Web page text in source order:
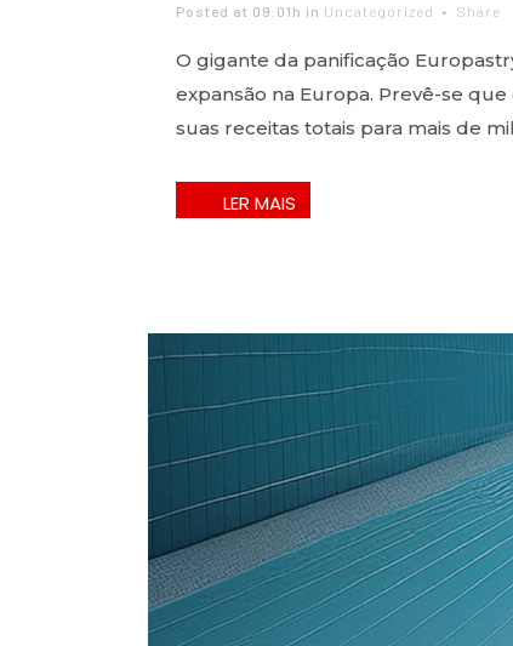
Posted at 09:01h in Uncategorized Share
O gigante da panificação
expansão na Europa. Prevê-se
suas receitas totais para mais de